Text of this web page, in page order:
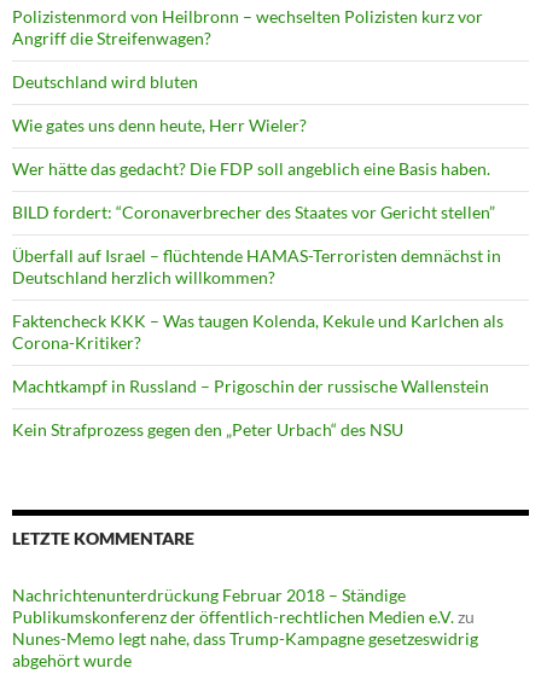
Polizistenmord von Heilbronn – wechselten Polizisten kurz vor
Angriff die Streifenwagen?
Deutschland wird bluten
Wie gates uns denn heute, Herr Wieler?
Wer hätte das gedacht? Die FDP soll angeblich eine Basis haben.
BILD fordert: “Coronaverbrecher des Staates vor Gericht stellen”
Überfall auf Israel – flüchtende HAMAS-Terroristen demnächst in
Deutschland herzlich willkommen?
Faktencheck KKK – Was taugen Kolenda, Kekule und Karlchen als
Corona-Kritiker?
Machtkampf in Russland – Prigoschin der russische Wallenstein
Kein Strafprozess gegen den „Peter Urbach“ des NSU
LETZTE KOMMENTARE
Nachrichtenunterdrückung Februar 2018 – Ständige
Publikumskonferenz der öffentlich-rechtlichen Medien e.V.zu
Nunes-Memo legt nahe, dass Trump-Kampagne gesetzeswidrig
abgehört wurde